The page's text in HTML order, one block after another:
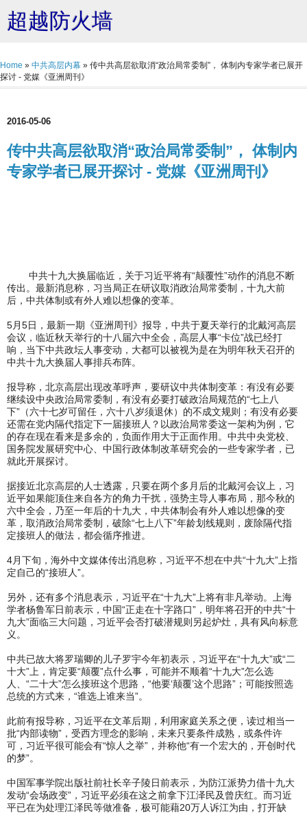
超越防火墙
Home » 中共高层内幕 » 传中共高层欲取消“政治局常委制”， 体制内专家学者已展开
探讨 - 党媒《亚洲周刊》
2016-05-06
传中共高层欲取消“政治局常委制”， 体制内
专家学者已展开探讨 - 党媒《亚洲周刊》
中共十九大换届临近，关于习近平将有“颠覆性”动作的消息不断
传出。最新消息称，习当局正在研议取消政治局常委制，十九大前
后，中共体制或有外人难以想像的变革。
5月5日，最新一期《亚洲周刊》报导，中共于夏天举行的北戴河高层
会议，临近秋天举行的十八届六中全会，高层人事“卡位”战已经打
响，当下中共政坛人事变动，大都可以被视为是在为明年秋天召开的
中共十九大换届人事排兵布阵。
报导称，北京高层出现改革呼声，要研议中共体制变革：有没有必要
继续设中央政治局常委制，有没有必要打破政治局规范的“七上八
下”（六十七岁可留任，六十八岁须退休）的不成文规则；有没有必要
还需在党内隔代指定下一届接班人？以政治局常委这一架构为例，它
的存在现在看来是多余的，负面作用大于正面作用。中共中央党校、
国务院发展研究中心、中国行政体制改革研究会的一些专家学者，已
就此开展探讨。
据接近北京高层的人士透露，只要在两个多月后的北戴河会议上，习
近平如果能顶住来自各方的角力干扰，强势主导人事布局，那今秋的
六中全会，乃至一年后的十九大，中共体制会有外人难以想像的变
革，取消政治局常委制，破除“七上八下”年龄划线规则，废除隔代指
定接班人的做法，都会循序推进。
4月下旬，海外中文媒体传出消息称，习近平不想在中共“十九大”上指
定自己的“接班人”。
另外，还有多个消息表示，习近平在“十九大”上将有非凡举动。上海
学者杨鲁军日前表示，中国“正走在十字路口”，明年将召开的中共“十
九大”面临三大问题，习近平会否打破潜规则另起炉灶，具有风向标意
义。
中共已故大将罗瑞卿的儿子罗宇今年初表示，习近平在“十九大”或“二
十大”上，肯定要“颠覆”点什么事，可能并不顺着“十九大”怎么选
人、“二十大”怎么接班这个思路，“他要‘颠覆’这个思路”；可能按照选
总统的方式来，“谁选上谁来当”。
此前有报导称，习近平在文革后期，利用家庭关系之便，读过相当一
批“内部读物”，受西方理念的影响，未来只要条件成熟，或条件许
可，习近平很可能会有“惊人之举”，并称他“有一个宏大的，开创时代
的梦”。
中国军事学院出版社前社长辛子陵日前表示，为防江派势力借十九大
发动“会场政变”，习近平必须在这之前拿下江泽民及曾庆红。而习近
平已在为处理江泽民等做准备，极可能藉20万人诉江为由，打开缺